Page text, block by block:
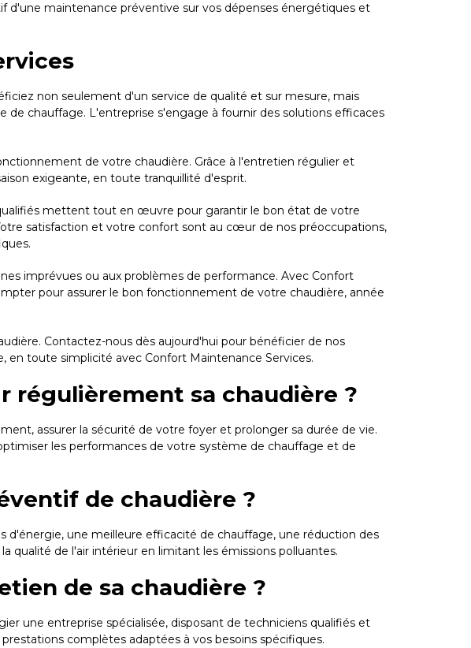
d'une maintenance préventive sur vos dépenses énergétiques et
non seulement d'un service de qualité et sur mesure, mais
chauffage. L'entreprise s'engage à fournir des solutions efficaces
de votre chaudière. Grâce à l'entretien régulier et
exigeante, en toute tranquillité d'esprit.
mettent tout en œuvre pour garantir le bon état de votre
satisfaction et votre confort sont au cœur de nos préoccupations,
imprévues ou aux problèmes de performance. Avec Confort
pour assurer le bon fonctionnement de votre chaudière, année
Contactez-nous dès aujourd'hui pour bénéficier de nos
en toute simplicité avec Confort Maintenance Services.
régulièrement sa chaudière ?
assurer la sécurité de votre foyer et prolonger sa durée de vie.
les performances de votre système de chauffage et de
de chaudière ?
une meilleure efficacité de chauffage, une réduction des
qualité de l'air intérieur en limitant les émissions polluantes.
de sa chaudière ?
une entreprise spécialisée, disposant de techniciens qualifiés et
complètes adaptées à vos besoins spécifiques.